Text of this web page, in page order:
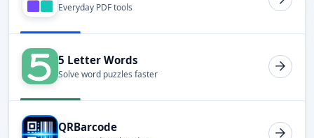
Everyday PDF tools
5 Letter Words
Solve word puzzles faster
QRBarcode